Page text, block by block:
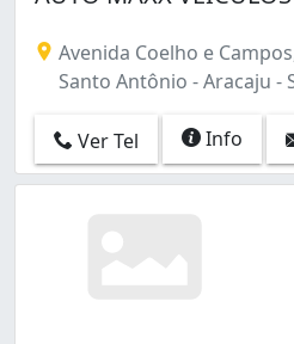
Avenida Coelho e
Santo Antônio - Aracaju -
Ver Tel Info